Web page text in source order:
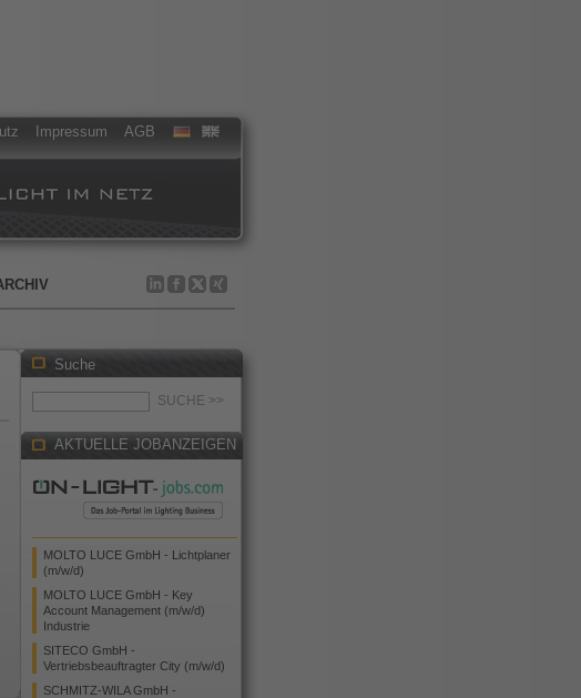
Impressum AGB
Suche
AKTUELLE JOBANZEIGEN
MOLTO LUCE GmbH - Lichtplaner
(m/w/d)
MOLTO LUCE GmbH - Key
Account Management (m/w/d)
Industrie
SITECO GmbH -
Vertriebsbeauftragter City (m/w/d)
SCHMITZ-WILA GmbH -